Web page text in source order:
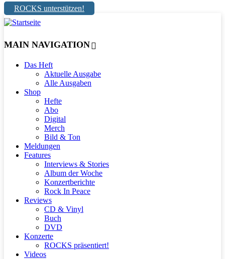
ROCKS unterstützen!
MAIN NAVIGATION
Das Heft
Aktuelle Ausgabe
Alle Ausgaben
Shop
Hefte
Abo
Digital
Merch
Bild & Ton
Meldungen
Features
Interviews & Stories
Album der Woche
Konzertberichte
Rock In Peace
Reviews
CD & Vinyl
Buch
DVD
Konzerte
ROCKS präsentiert!
Videos